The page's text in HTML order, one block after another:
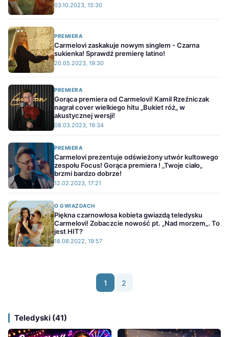
03.10.2023, 15:30
PREMIERA
Carmelovi zaskakuje nowym singlem - Czarna
sukienka! Sprawdź premierę latino!
20.05.2023, 19:30
PREMIERA
Gorąca premiera od Carmelovi! Kamil Rzeźniczak
nagrał cover wielkiego hitu „Bukiet róż„ w
akustycznej wersji!
08.03.2023, 19:34
PREMIERA
Carmelovi prezentuje odświeżony utwór kultowego
zespołu Focus! Gorąca premiera ! „Twoje ciało„
brzmi bardzo dobrze!
12.02.2023, 17:21
O GWIAZDACH
Piękna czarnowłosa kobieta gwiazdą teledysku
Carmelovi! Zobaczcie nowość pt. „Nad morzem„. To
jest HIT?
18.08.2022, 19:57
1 2
Teledyski (41)